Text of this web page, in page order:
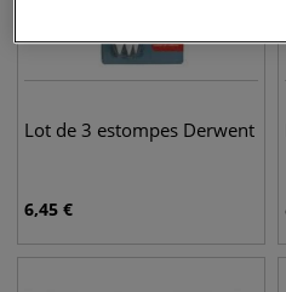
Lot de 3 estompes Derwent
6,45 €